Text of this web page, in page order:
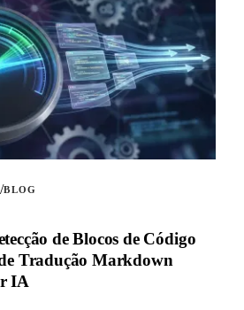
/BLOG
de Blocos de Código
Tradução Markdown
IA